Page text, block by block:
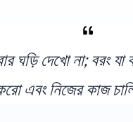
ঘড়ি দেখো না; বরং যা
এবং নিজের কাজ